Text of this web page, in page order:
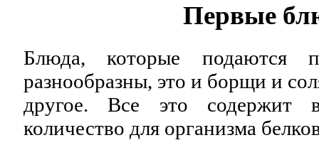
Первые
Блюда, которые подаются
разнообразны, это и борщи и
другое. Все это содержит
количество для организма